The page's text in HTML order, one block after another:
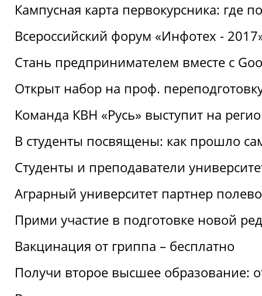
Кампусная карта первокурсника: где
Всероссийский форум «Инфотех -
Стань предпринимателем вместе с
Открыт набор на проф.
Команда КВН «Русь» выступит на
В студенты посвящены: как прошло
Студенты и преподаватели
Аграрный университет партнер
Прими участие в подготовке новой
Вакцинация от гриппа – бесплатно
Получи второе высшее образование: